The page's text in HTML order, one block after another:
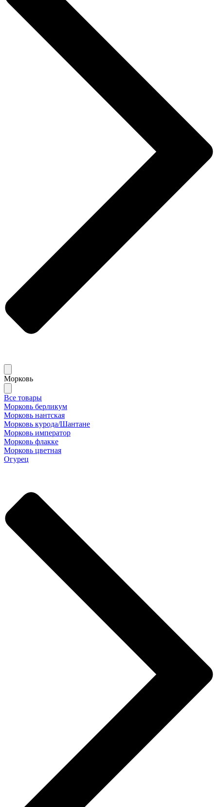
Морковь
Все товары
Морковь берликум
Морковь нантская
Морковь курода/Шантане
Морковь император
Морковь флакке
Морковь цветная
Огурец